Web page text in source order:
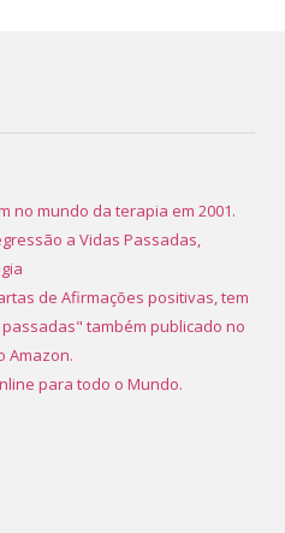
no mundo da terapia em 2001.
a Vidas Passadas,
de Afirmações positivas, tem
também publicado no
Amazon.
para todo o Mundo.